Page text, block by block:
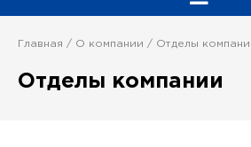
Главная О компании Отделы
Отделы компании